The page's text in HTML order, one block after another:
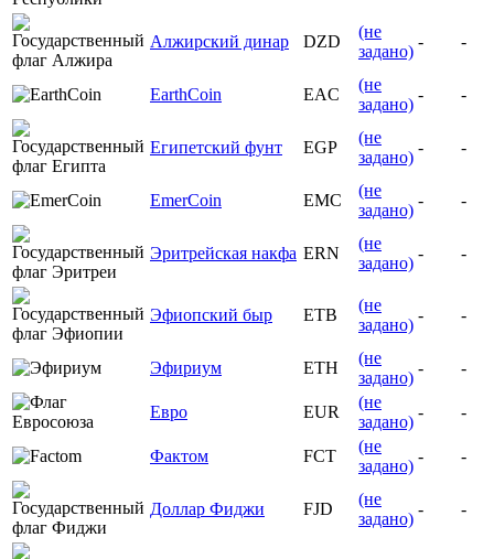
Алжирский динар DZD
(не
задано)
- -
EarthCoin EAC
(не
задано)
- -
Египетский фунт EGP
(не
задано)
- -
EmerCoin EMC
(не
задано)
- -
Эритрейская накфа ERN
(не
задано)
- -
Эфиопский быр ETB
(не
задано)
- -
Эфириум ETH
(не
задано)
- -
Евро EUR
(не
задано)
- -
Фактом FCT
(не
задано)
- -
Доллар Фиджи FJD
(не
задано)
- -